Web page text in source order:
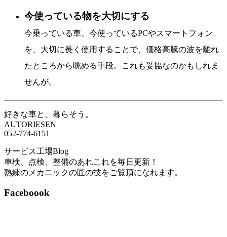
今使っている物を大切にする
今乗っている車、今使っているPCやスマートフォン
を、大切に長く使用することで、価格高騰の波を離れ
たところから眺める手段。これも妥協なのかもしれま
せんが。
好きな車と、暮らそう。
AUTORIESEN
052-774-6151
サービス工場Blog
車検、点検、整備のあれこれを毎日更新！
熟練のメカニックの匠の技をご覧頂になれます。
Faceboook